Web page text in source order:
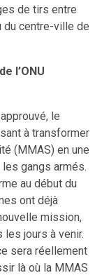
de tirs entre
du centre-ville de
l’ONU
le
à transformer
(MMAS) en une
gangs armés.
au début du
ont déjà
mission,
jours à venir.
sera réellement
là où la MMAS